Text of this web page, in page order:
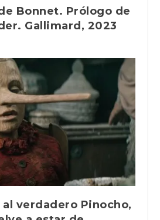
Bonnet. Prólogo de
Gallimard, 2023
verdadero Pinocho,